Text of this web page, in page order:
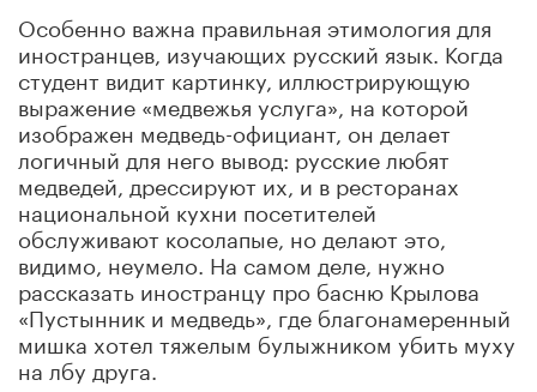
Особенно важна правильная этимология для
иностранцев, изучающих русский язык. Когда
студент видит картинку, иллюстрирующую
выражение «медвежья услуга», на которой
изображен медведь-официант, он делает
логичный для него вывод: русские любят
медведей, дрессируют их, и в ресторанах
национальной кухни посетителей
обслуживают косолапые, но делают это,
видимо, неумело. На самом деле, нужно
рассказать иностранцу про басню Крылова
«Пустынник и медведь», где благонамеренный
мишка хотел тяжелым булыжником убить муху
на лбу друга.